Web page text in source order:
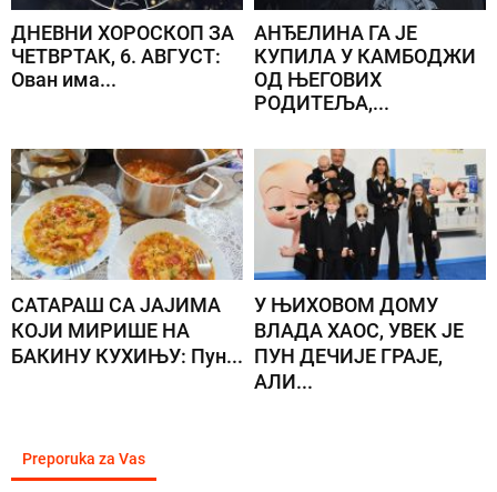
ДНЕВНИ ХОРОСКОП ЗА
ЧЕТВРТАК, 6. АВГУСТ:
Ован има...
АНЂЕЛИНА ГА ЈЕ
КУПИЛА У КАМБОДЖИ
ОД ЊЕГОВИХ
РОДИТЕЉА,...
САТАРАШ СА ЈАЈИМА
КОЈИ МИРИШЕ НА
БАКИНУ КУХИЊУ: Пун...
У ЊИХОВОМ ДОМУ
ВЛАДА ХАОС, УВЕК ЈЕ
ПУН ДЕЧИЈЕ ГРАЈЕ,
АЛИ...
Preporuka za Vas